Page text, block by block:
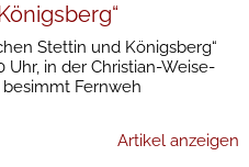
Stettin und Königsberg“
Uhr, in der Christian-Weise-
Fernweh
Artikel anzeigen